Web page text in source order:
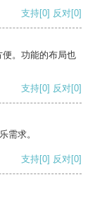
支持[0] 反对[0]
。功能的布局也
支持[0] 反对[0]
需求。
支持[0] 反对[0]